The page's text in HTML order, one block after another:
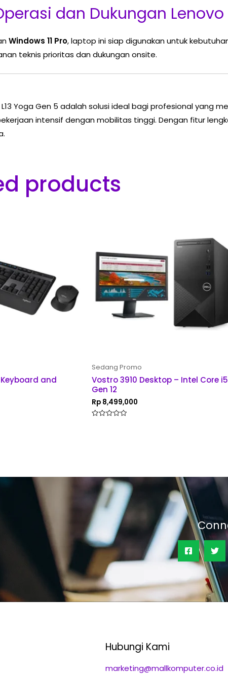
dan Dukungan Lenovo
Windows 11 Pro, laptop ini siap digunakan untuk
teknis prioritas dan dukungan onsite.
L13 Yoga Gen 5 adalah solusi ideal bagi profesional yang
intensif dengan mobilitas tinggi. Dengan fitur
products
and
Sedang Promo
Vostro 3910 Desktop – Intel Core i5
Gen 12
Rp 8,499,000
Hubungi Kami
marketing@mallkomputer.co.id